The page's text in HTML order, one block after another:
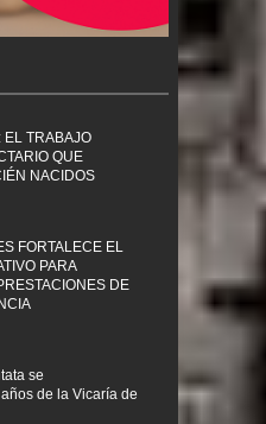
EL TRABAJO
QUE
NACIDOS
FORTALECE EL
PARA
DE
se
de la Vicaría de